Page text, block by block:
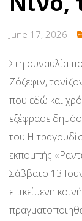
June 17, 2026
Στη συναυλία
Ζόζεφιν,
που εδώ και
εξέφρασε
του.Η
εκπομπής
Σάββατο 13
επικείμενη